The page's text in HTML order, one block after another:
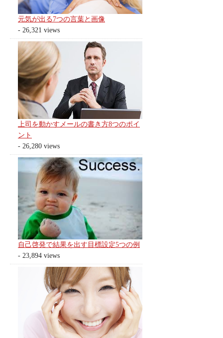
元気が出る7つの言葉と画像
- 26,321 views
上司を動かすメールの書き方8つのポイ
ント
- 26,280 views
自己啓発で結果を出す目標設定5つの例
- 23,894 views